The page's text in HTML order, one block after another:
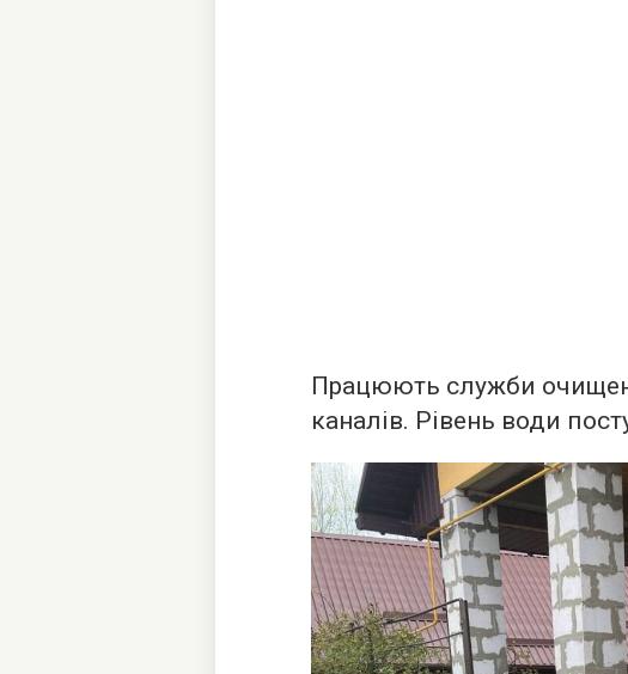
Працюють служби
каналів. Рівень води